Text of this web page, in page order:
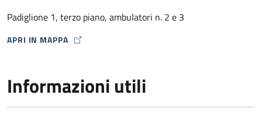
presso lo stesso Ambulatorio HIV) .
Padiglione 1, terzo piano, ambulatori n. 2 e 3
APRI IN MAPPA
MAP ICON
Informazioni utili